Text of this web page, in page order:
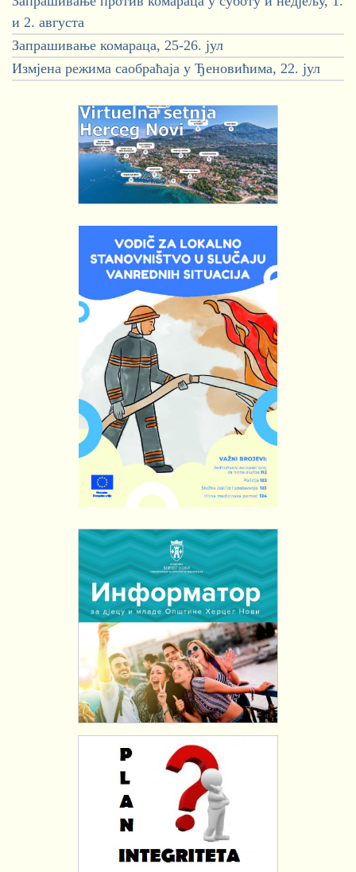
и 2. августа
Запрашивање комараца, 25-26. јул
Измјена режима саобраћаја у Ђеновићима, 22. јул